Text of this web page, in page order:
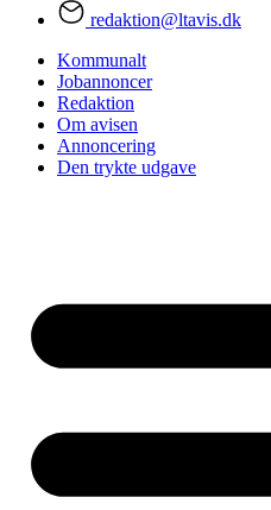
redaktion@ltavis.dk
Kommunalt
Jobannoncer
Redaktion
Om avisen
Annoncering
Den trykte udgave